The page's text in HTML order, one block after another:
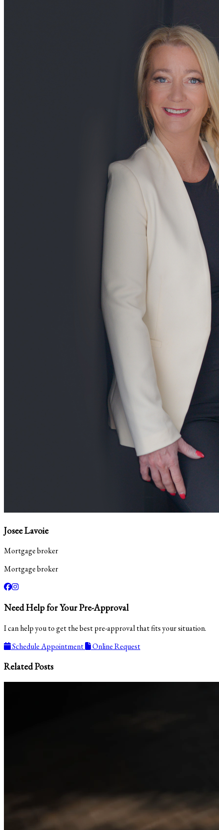
Josee Lavoie
Mortgage broker
Mortgage broker
Need Help for Your Pre-Approval
I can help you to get the best pre-approval that fits your situation.
Schedule Appointment
Online Request
Related Posts